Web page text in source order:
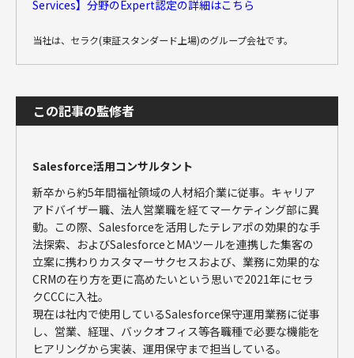
Services】分野のExpert認定の詳細はこちら
当社は、セラク(東証スタンダード上場)のグループ会社です。
この記事の監修者
Salesforce活用コンサルタント
新卒から約5年間福祉領域の人材紹介業に従事。キャリア
アドバイザー職、法人営業職を経てマーケティング部に異
動。この際、Salesforceを活用したテレアポの効果的な手
法探索、およびSalesforceとMAツールを連携した集客の
立案に携わりカスタマーサクセスおよび、業務に効果的な
CRMの在り方を更に高めたいという思いで2021年にセラ
クCCCに入社。
現在は社内で使用しているSalesforce保守運用業務に従事
し、営業、経理、バックオフィス等各職種で必要な機能を
ヒアリングから実装、運用保守まで担当している。